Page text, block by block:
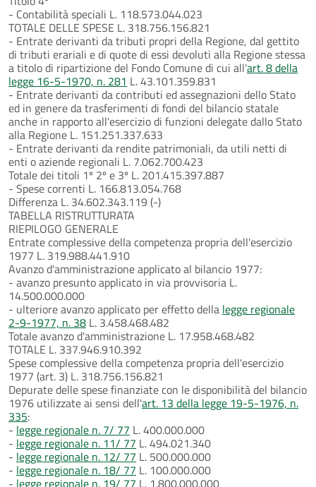
- Contabilità speciali L. 118.573.044.023
TOTALE DELLE SPESE L. 318.756.156.821
- Entrate derivanti da tributi propri della Regione, dal gettito
di tributi erariali e di quote di essi devoluti alla Regione stessa
a titolo di ripartizione del Fondo Comune di cui all'art. 8 della
legge 16-5-1970, n. 281 L. 43.101.359.831
- Entrate derivanti da contributi ed assegnazioni dello Stato
ed in genere da trasferimenti di fondi del bilancio statale
anche in rapporto all'esercizio di funzioni delegate dallo Stato
alla Regione L. 151.251.337.633
- Entrate derivanti da rendite patrimoniali, da utili netti di
enti o aziende regionali L. 7.062.700.423
Totale dei titoli 1º 2º e 3º L. 201.415.397.887
- Spese correnti L. 166.813.054.768
Differenza L. 34.602.343.119 (-)
TABELLA RISTRUTTURATA
RIEPILOGO GENERALE
Entrate complessive della competenza propria dell'esercizio
1977 L. 319.988.441.910
Avanzo d'amministrazione applicato al bilancio 1977:
- avanzo presunto applicato in via provvisoria L.
14.500.000.000
- ulteriore avanzo applicato per effetto della legge regionale
2-9-1977, n. 38 L. 3.458.468.482
Totale avanzo d'amministrazione L. 17.958.468.482
TOTALE L. 337.946.910.392
Spese complessive della competenza propria dell'esercizio
1977 (art. 3) L. 318.756.156.821
Depurate delle spese finanziate con le disponibilità del bilancio
1976 utilizzate ai sensi dell'art. 13 della legge 19-5-1976, n.
335:
- legge regionale n. 7/ 77 L. 400.000.000
- legge regionale n. 11/ 77 L. 494.021.340
- legge regionale n. 12/ 77 L. 500.000.000
- legge regionale n. 18/ 77 L. 100.000.000
- legge regionale n. 19/ 77 L. 1.800.000.000